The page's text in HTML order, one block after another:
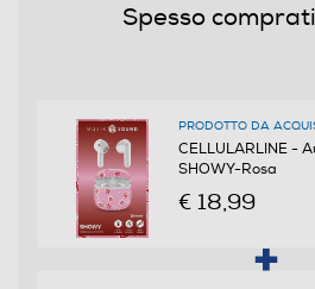
Integrata
Lunghezza del cavo-cm
0,15
Spesso
PRODOTTO DA
CELLULARLINE -
SHOWY-Rosa
€ 18,99